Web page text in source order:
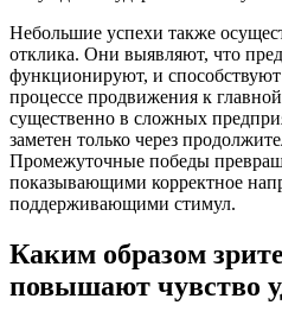
Небольшие успехи также
отклика. Они выявляют, что
функционируют, и способствуют
процессе продвижения к
существенно в сложных
заметен только через
Промежуточные победы
показывающими корректное
поддерживающими стимул.
Каким образом
повышают чувство